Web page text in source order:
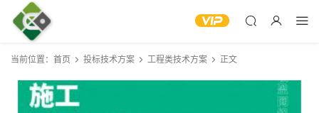
当前位置： 首页 投标技术方案 工程类技术方案 正文